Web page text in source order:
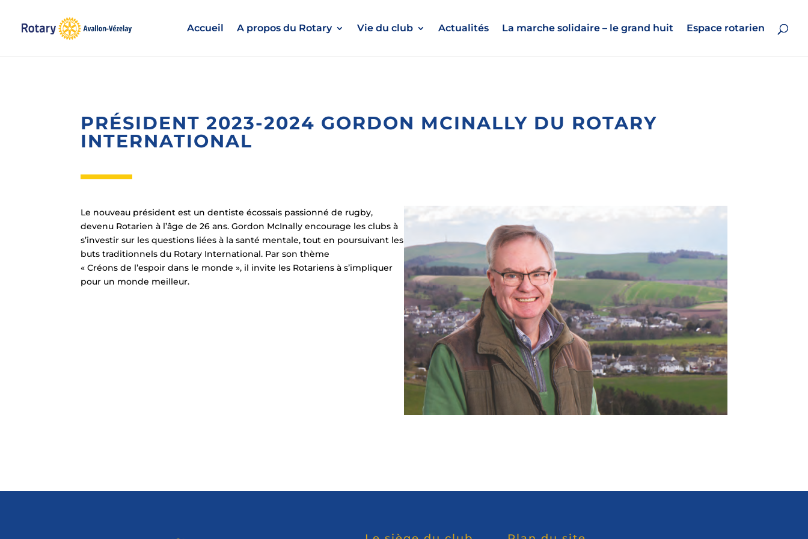
Accueil A propos du Rotary Vie du club Actualités La marche solidaire – le grand huit Espace rotarien
PRÉSIDENT 2023-2024 GORDON MCINALLY DU ROTARY
INTERNATIONAL
Le nouveau président est un dentiste écossais passionné de rugby,
devenu Rotarien à l’âge de 26 ans. Gordon McInally encourage les clubs à
s’investir sur les questions liées à la santé mentale, tout en poursuivant les
buts traditionnels du Rotary International. Par son thème
« Créons de l’espoir dans le monde », il invite les Rotariens à s’impliquer
pour un monde meilleur.